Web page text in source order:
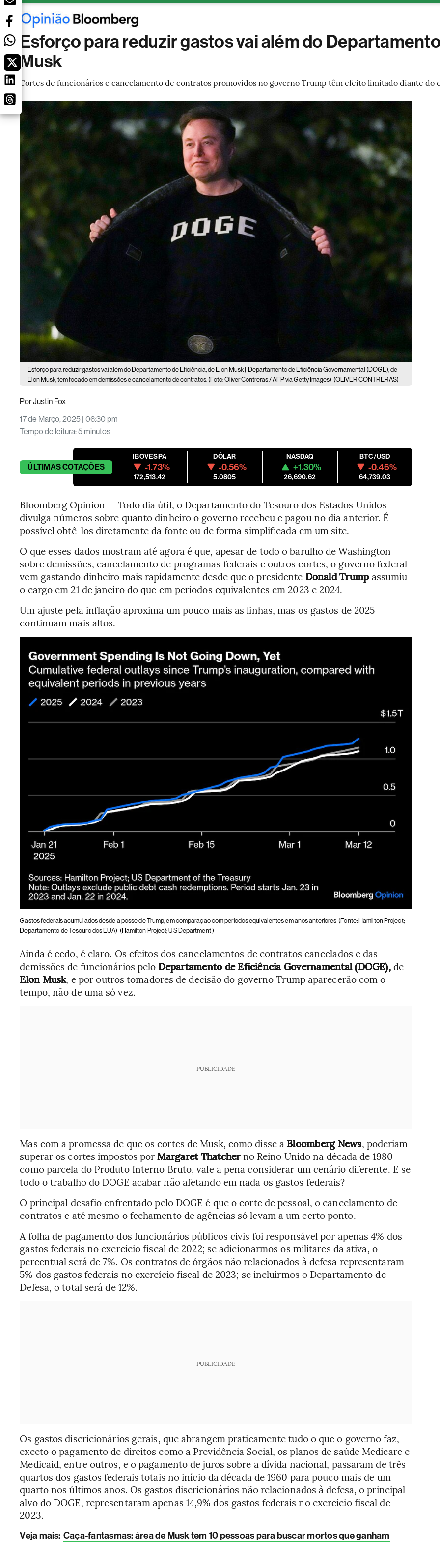
Esforço para reduzir gastos vai além do
Musk
Cortes de funcionários e cancelamento de contratos promovidos no governo Trump têm efeito limitado diante do
Esforço para reduzir gastos vai além do Departamento de Eficiência, de Elon Musk | Departamento de Eficiência Governamental (DOGE), de
Elon Musk, tem focado em demissões e cancelamento de contratos. (Foto: Oliver Contreras / AFP via Getty Images) (OLIVER CONTRERAS)
PorJustin Fox
17 de Março, 2025 | 06:30 pm
Tempo de leitura:5 minutos
ÚLTIMASCOTAÇÕES
IBOVESPA
-1.73%
172,513.42
DÓLAR
-0.56%
5.0805
NASDAQ
+1.30%
26,690.62
BTC/USD
-0.46%
64,739.03
Bloomberg Opinion — Todo dia útil, o Departamento do Tesouro dos Estados Unidos
divulga números sobre quanto dinheiro o governo recebeu e pagou no dia anterior. É
possível obtê-los diretamente da fonte ou de forma simplificada em um site.
O que esses dados mostram até agora é que, apesar de todo o barulho de Washington
sobre demissões, cancelamento de programas federais e outros cortes, o governo federal
vem gastando dinheiro mais rapidamente desde que o presidente Donald Trumpassumiu
o cargo em 21 de janeiro do que em períodos equivalentes em 2023 e 2024.
Um ajuste pela inflação aproxima um pouco mais as linhas, mas os gastos de 2025
continuam mais altos.
Gastos federais acumulados desde a posse de Trump, em comparação com períodos equivalentes em anos anteriores (Fonte: Hamilton Project;
Departamento de Tesouro dos EUA) (Hamilton Project; US Department )
Ainda é cedo, é claro. Os efeitos dos cancelamentos de contratos cancelados e das
demissões de funcionários pelo Departamento de Eficiência Governamental (DOGE),de
Elon Musk, e por outros tomadores de decisão do governo Trump aparecerão com o
tempo, não de uma só vez.
PUBLICIDADE
Mas com a promessa de que os cortes de Musk, como disse a Bloomberg News, poderiam
superar os cortes impostos porMargaret Thatcherno Reino Unido na década de 1980
como parcela do Produto Interno Bruto, vale a pena considerar um cenário diferente. E se
todo o trabalho do DOGE acabar não afetando em nada os gastos federais?
O principal desafio enfrentado pelo DOGE é que o corte de pessoal, o cancelamento de
contratos e até mesmo o fechamento de agências só levam a um certo ponto.
A folha de pagamento dos funcionários públicos civis foi responsável por apenas 4% dos
gastos federais no exercício fiscal de 2022; se adicionarmos os militares da ativa, o
percentual será de 7%. Os contratos de órgãos não relacionados à defesa representaram
5% dos gastos federais no exercício fiscal de 2023; se incluirmos o Departamento de
Defesa, o total será de 12%.
PUBLICIDADE
Os gastos discricionários gerais, que abrangem praticamente tudo o que o governo faz,
exceto o pagamento de direitos como a Previdência Social, os planos de saúde Medicare e
Medicaid, entre outros, e o pagamento de juros sobre a dívida nacional, passaram de três
quartos dos gastos federais totais no início da década de 1960 para pouco mais de um
quarto nos últimos anos. Os gastos discricionários não relacionados à defesa, o principal
alvo do DOGE, representaram apenas 14,9% dos gastos federais no exercício fiscal de
2023.
Veja mais: Caça-fantasmas: área de Musk tem 10 pessoas para buscar mortos que ganham